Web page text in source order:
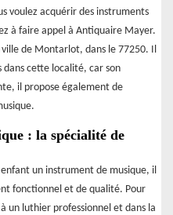
voulez acquérir des instruments
à faire appel à Antiquaire Mayer.
de Montarlot, dans le 77250. Il
cette localité, car son
il propose également de
: la spécialité de
un instrument de musique, il
fonctionnel et de qualité. Pour
un luthier professionnel et dans la